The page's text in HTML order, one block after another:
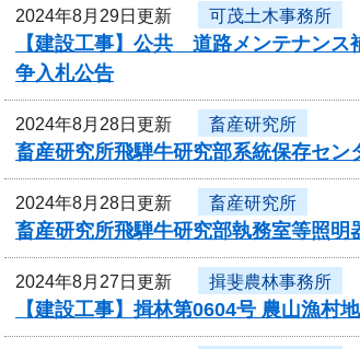
2024年8月29日更新 可茂土木事務所
【建設工事】公共 道路メンテナン
争入札公告
2024年8月28日更新 畜産研究所
畜産研究所飛騨牛研究部系統保存セ
2024年8月28日更新 畜産研究所
畜産研究所飛騨牛研究部執務室等照
2024年8月27日更新 揖斐農林事務所
【建設工事】揖林第0604号 農山漁村